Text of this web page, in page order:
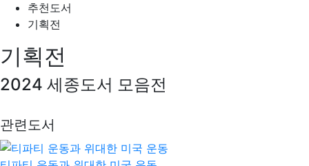
추천도서
기획전
기획전
2024 세종도서 모음전
관련도서